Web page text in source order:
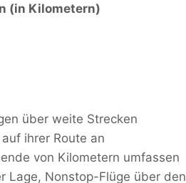
(in Kilometern)
über weite Strecken
ihrer Route an
von Kilometern umfassen
Lage, Nonstop-Flüge über den